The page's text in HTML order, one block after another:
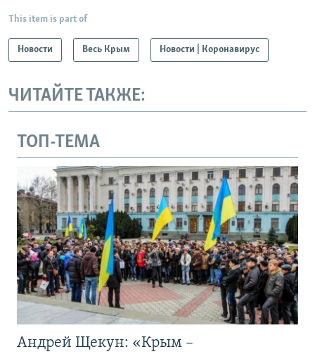
This item is part of
Новости Весь Крым Новости | Коронавирус
ЧИТАЙТЕ ТАКЖЕ:
ТОП-ТЕМА
Андрей Щекун: «Крым –